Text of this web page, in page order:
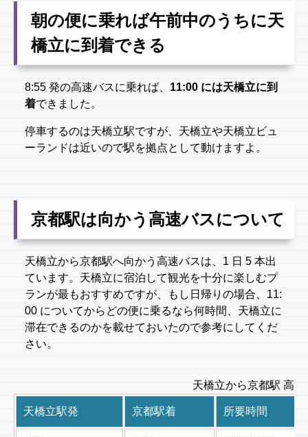
朝の便に乗れば午前中のうちに天
橋立に到着できる
8:55 発の高速バスに乗れば、 11:00 には天橋立に到
着できました。
停車するのは天橋立駅ですが、天橋立や天橋立ビュ
ーランドは近いので駅を拠点として動けますよ。
京都駅は向かう高速バスについて
天橋立から京都駅へ向かう高速バスは、1 日 5 本出
ています。天橋立に宿泊して観光を十分に楽しむプ
ランが最もおすすめですが、もし日帰りの場合、11:
00 についてからどの便に乗るなら何時間、天橋立に
滞在できるのかを載せておいたので参考にしてくだ
さい。
天橋立から京都駅 高
天橋立駅発 京都駅着 所要時間